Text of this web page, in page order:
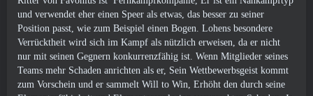
und verwendet eher einen Speer als etwas, das besser zu seiner
Position passt, wie zum Beispiel einen Bogen. Lohens besondere
Verrücktheit wird sich im Kampf als nützlich erweisen, da er nicht
nur mit seinen Gegnern konkurrenzfähig ist. Wenn Mitglieder seines
Teams mehr Schaden anrichten als er, Sein Wettbewerbsgeist kommt
zum Vorschein und er sammelt Will to Win, Erhöht den durch seine